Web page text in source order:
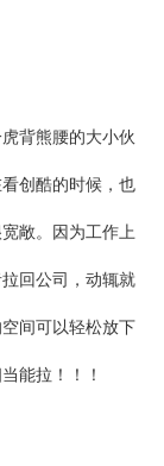
背熊腰的大小伙
创酷的时候，也
敞。因为工作上
回公司，动辄就
间可以轻松放下
能拉！！！